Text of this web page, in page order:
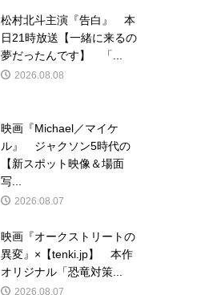
松村北斗主演『告白』 本
日21時放送【一緒に来るの
夢だったんです】 「...
2026.08.08
映画『Michael／マイケ
ル』 ジャクソン5時代の
【新スポット映像＆場面
写...
2026.08.07
映画『オークストリートの
異変』×【tenki.jp】 本作
オリジナル「恐竜対策...
2026.08.07